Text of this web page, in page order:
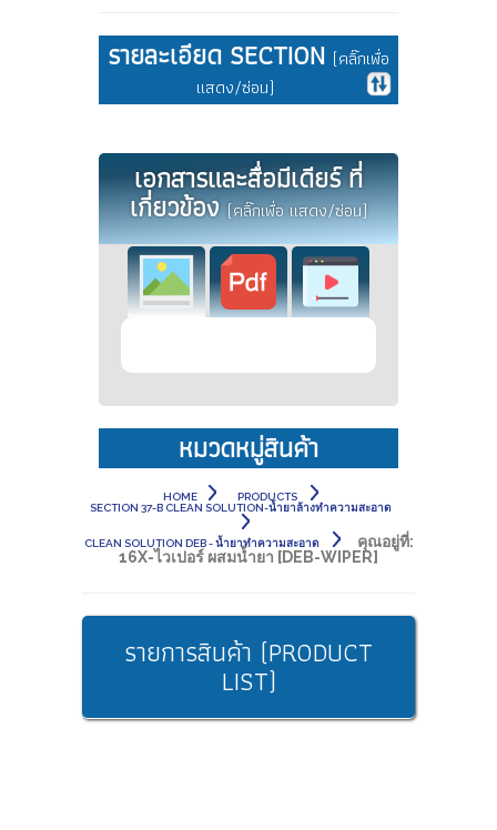
รายละเอียด SECTION (คลิ๊กเพื่อ
แสดง/ซ่อน)
เอกสารและสื่อมีเดียร์ ที่
เกี่ยวข้อง(คลิ๊กเพื่อ แสดง/ซ่อน)
หมวดหมู่สินค้า
HOME
PRODUCTS
SECTION 37-B CLEAN SOLUTION-น้ำยาล้างทำความสะอาด
CLEAN SOLUTION DEB - น้ำยาทำความสะอาด
คุณอยู่ที่:
16X-ไวเปอร์ ผสมน้ำยา [DEB-WIPER]
รายการสินค้า (PRODUCT
LIST)